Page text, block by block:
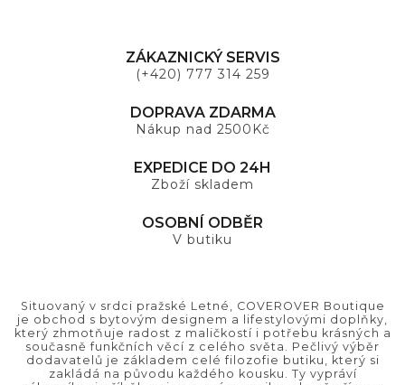
ZÁKAZNICKÝ SERVIS
(+420) 777 314 259
DOPRAVA ZDARMA
Nákup nad 2500Kč
EXPEDICE DO 24H
Zboží skladem
OSOBNÍ ODBĚR
V butiku
Situovaný v srdci pražské Letné, COVEROVER Boutique
je obchod s bytovým designem a lifestylovými doplňky,
který zhmotňuje radost z maličkostí i potřebu krásných a
současně funkčních věcí z celého světa. Pečlivý výběr
dodavatelů je základem celé filozofie butiku, který si
zakládá na původu každého kousku. Ty vypráví